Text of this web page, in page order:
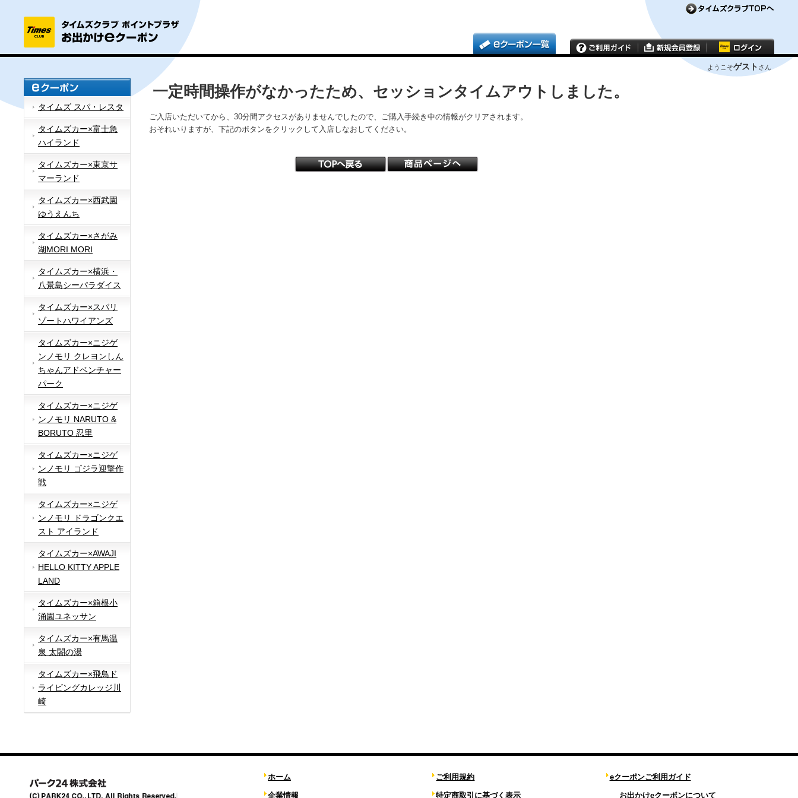
ようこそゲスト さん
タイムズ スパ・レスタ
タイムズカー×富士急
ハイランド
タイムズカー×東京サ
マーランド
タイムズカー×西武園
ゆうえんち
タイムズカー×さがみ
湖MORI MORI
タイムズカー×横浜・
八景島シーパラダイス
タイムズカー×スパリ
ゾートハワイアンズ
タイムズカー×ニジゲ
ンノモリ クレヨンしん
ちゃんアドベンチャー
パーク
タイムズカー×ニジゲ
ンノモリ NARUTO &
BORUTO 忍里
タイムズカー×ニジゲ
ンノモリ ゴジラ迎撃作
戦
タイムズカー×ニジゲ
ンノモリ ドラゴンクエ
スト アイランド
タイムズカー×AWAJI
HELLO KITTY APPLE
LAND
タイムズカー×箱根小
涌園ユネッサン
タイムズカー×有馬温
泉 太閤の湯
タイムズカー×飛鳥ド
ライビングカレッジ川
崎
一定時間操作がなかったため、セッションタイムアウトしました。
ご入店いただいてから、30分間アクセスがありませんでしたので、ご購入手続き中の情報がクリアされます。
おそれいりますが、下記のボタンをクリックして入店しなおしてください。
ホーム
企業情報
ご利用規約
特定商取引に基づく表示
eクーポンご利用ガイド
お出かけeクーポンについて